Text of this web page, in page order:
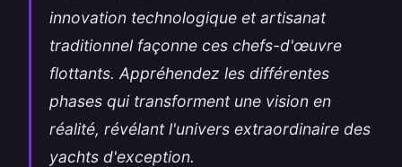
innovation technologique et artisanat
traditionnel façonne ces chefs-d'œuvre
flottants. Appréhendez les différentes
phases qui transforment une vision en
réalité, révélant l'univers extraordinaire des
yachts d'exception.